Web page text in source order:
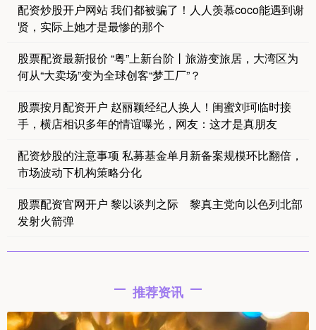
配资炒股开户网站 我们都被骗了！人人羡慕coco能遇到谢
贤，实际上她才是最惨的那个
股票配资最新报价 “粤”上新台阶丨旅游变旅居，大湾区为
何从“大卖场”变为全球创客“梦工厂”？
股票按月配资开户 赵丽颖经纪人换人！闺蜜刘珂临时接
手，横店相识多年的情谊曝光，网友：这才是真朋友
配资炒股的注意事项 私募基金单月新备案规模环比翻倍，
市场波动下机构策略分化
股票配资官网开户 黎以谈判之际 黎真主党向以色列北部
发射火箭弹
推荐资讯